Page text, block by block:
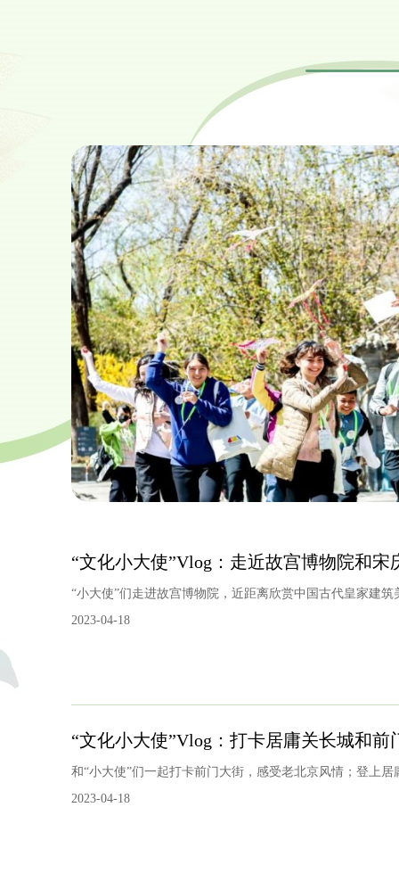
“文化小大使”Vlog：走近故宫博物院和宋
“小大使”们走进故宫博物院，近距离欣赏中国古代皇家建
2023-04-18
“文化小大使”Vlog：打卡居庸关长城和前
和“小大使”们一起打卡前门大街，感受老北京风情；登上
2023-04-18